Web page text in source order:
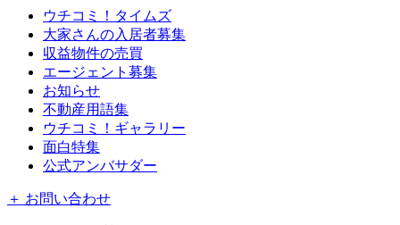
ウチコミ！タイムズ
大家さんの入居者募集
収益物件の売買
エージェント募集
お知らせ
不動産用語集
ウチコミ！ギャラリー
面白特集
公式アンバサダー
＋ お問い合わせ